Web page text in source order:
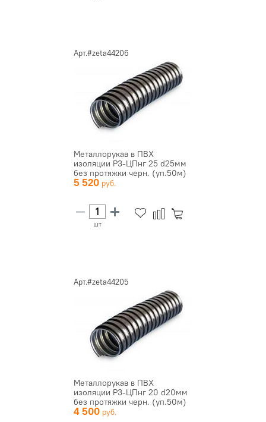
Арт.#zeta44206
Металлорукав в ПВХ
изоляции Р3-ЦПнг 25 d25мм
без протяжки черн. (уп.50м)
ЗЭ...
5 520
шт
Арт.#zeta44205
Металлорукав в ПВХ
изоляции Р3-ЦПнг 20 d20мм
без протяжки черн. (уп.50м)
ЗЭ...
4 500